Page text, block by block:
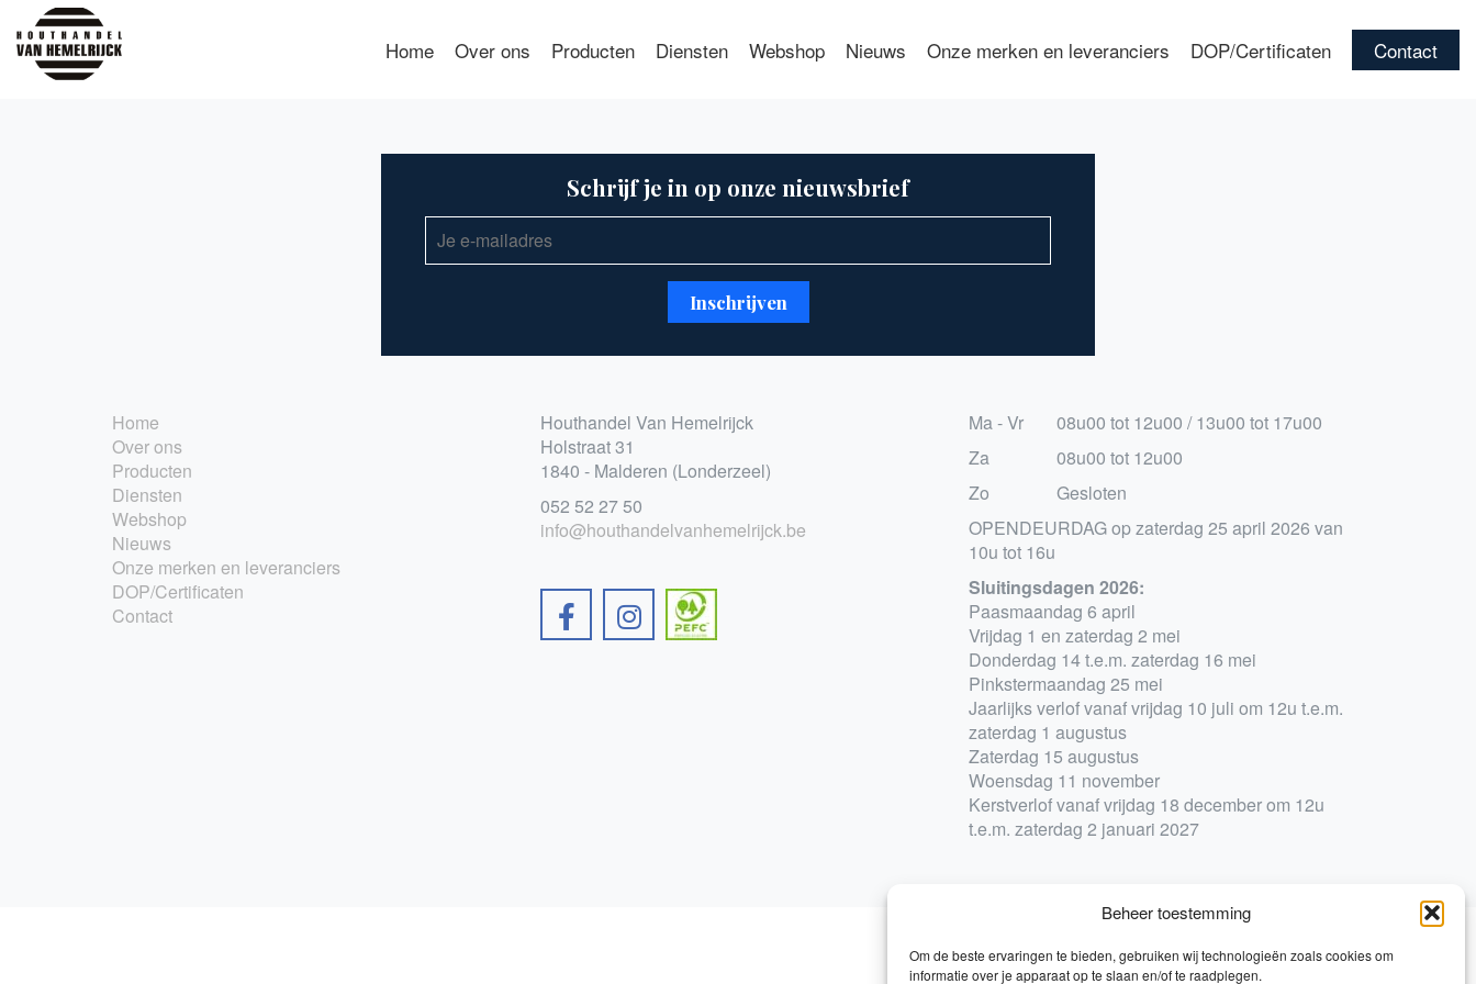
Beheer toestemming
Om de beste ervaringen te bieden, gebruiken wij technologieën zoals cookies om
informatie over je apparaat op te slaan en/of te raadplegen.
Home Over ons Producten Diensten Webshop Nieuws Onze merken en leveranciers DOP/Certificaten Contact
Schrijf je in op onze nieuwsbrief
Home
Over ons
Producten
Diensten
Webshop
Nieuws
Onze merken en leveranciers
DOP/Certificaten
Contact
Houthandel Van Hemelrijck
Holstraat 31
1840 - Malderen (Londerzeel)
052 52 27 50
info@houthandelvanhemelrijck.be
Ma - Vr
08u00 tot 12u00 / 13u00 tot 17u00
Za
08u00 tot 12u00
Zo
Gesloten
OPENDEURDAG op zaterdag 25 april 2026 van
10u tot 16u
Sluitingsdagen 2026:
Paasmaandag 6 april
Vrijdag 1 en zaterdag 2 mei
Donderdag 14 t.e.m. zaterdag 16 mei
Pinkstermaandag 25 mei
Jaarlijks verlof vanaf vrijdag 10 juli om 12u t.e.m.
zaterdag 1 augustus
Zaterdag 15 augustus
Woensdag 11 november
Kerstverlof vanaf vrijdag 18 december om 12u
t.e.m. zaterdag 2 januari 2027
0